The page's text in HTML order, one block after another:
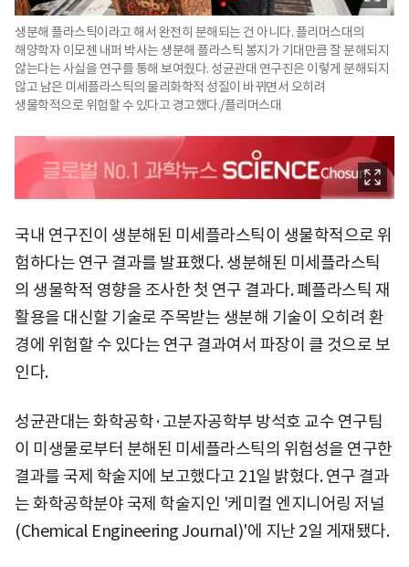
생분해 플라스틱이라고 해서 완전히 분해되는 건 아니다. 플리머스대의
해양학자 이모젠 내퍼 박사는 생분해 플라스틱 봉지가 기대만큼 잘 분해되지
않는다는 사실을 연구를 통해 보여줬다. 성균관대 연구진은 이렇게 분해되지
않고 남은 미세플라스틱의 물리화학적 성질이 바뀌면서 오히려
생물학적으로 위험할 수 있다고 경고했다./플리머스대
국내 연구진이 생분해된 미세플라스틱이 생물학적으로 위
험하다는 연구 결과를 발표했다. 생분해된 미세플라스틱
의 생물학적 영향을 조사한 첫 연구 결과다. 폐플라스틱 재
활용을 대신할 기술로 주목받는 생분해 기술이 오히려 환
경에 위험할 수 있다는 연구 결과여서 파장이 클 것으로 보
인다.
성균관대는 화학공학·고분자공학부 방석호 교수 연구팀
이 미생물로부터 분해된 미세플라스틱의 위험성을 연구한
결과를 국제 학술지에 보고했다고 21일 밝혔다. 연구 결과
는 화학공학분야 국제 학술지인 '케미컬 엔지니어링 저널
(Chemical Engineering Journal)'에 지난 2일 게재됐다.